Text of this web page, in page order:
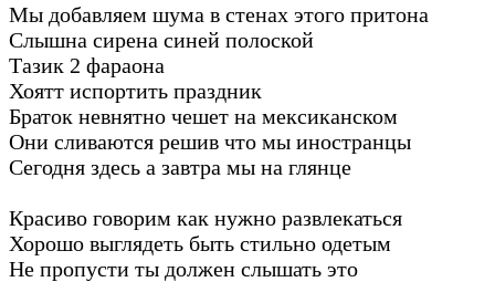
Мы добавляем шума в стенах этого притона
Слышна сирена синей полоской
Тазик 2 фараона
Хоятт испортить праздник
Браток невнятно чешет на мексиканском
Они сливаются решив что мы иностранцы
Сегодня здесь а завтра мы на глянце
Красиво говорим как нужно развлекаться
Хорошо выглядеть быть стильно одетым
Не пропусти ты должен слышать это